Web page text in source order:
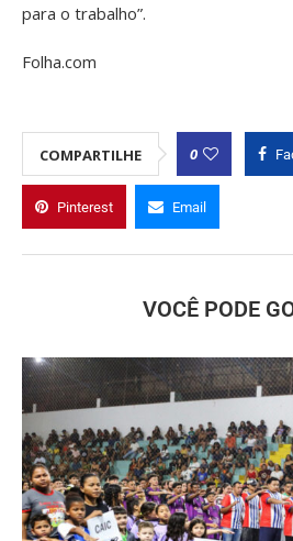
para o trabalho”.
Folha.com
COMPARTILHE 0
Pinterest Email
VOCÊ PODE